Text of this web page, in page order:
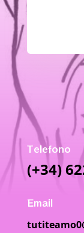
Telefono
(+34)
Email